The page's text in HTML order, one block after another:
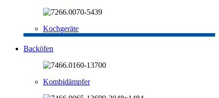
Kochgeräte
Backöfen
Kombidämpfer